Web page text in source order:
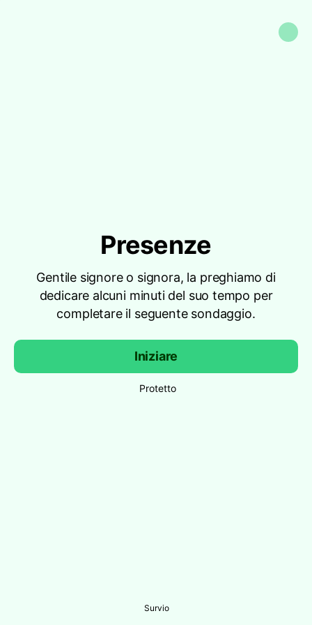
Presenze
Gentile signore o signora, la preghiamo di
dedicare alcuni minuti del suo tempo per
completare il seguente sondaggio.
Iniziare
Protetto
Survio